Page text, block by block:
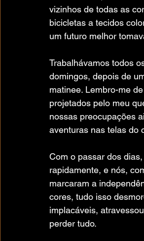
vizinhos de todas as
bicicletas a tecidos
um futuro melhor
Trabalhávamos todos
domingos, depois de
matinee. Lembro-me
projetados pelo meu
nossas preocupações
aventuras nas telas do
Com o passar dos
rapidamente, e nós,
marcaram a
cores, tudo isso
implacáveis,
perder tudo.